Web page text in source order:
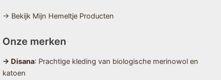
→ Bekijk Mijn Hemeltje Producten
Onze merken
→ Disana: Prachtige kleding van biologische merinowol en
katoen